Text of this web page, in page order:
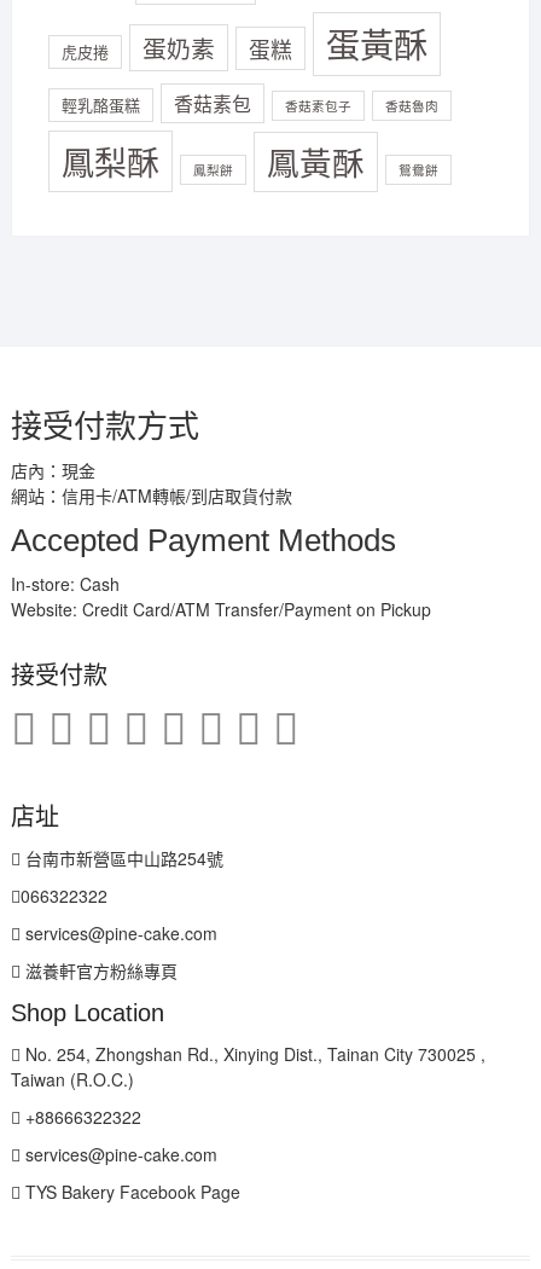
虎皮捲 蛋奶素 蛋糕 蛋黃酥
輕乳酪蛋糕 香菇素包 香菇素包子 香菇魯肉
鳳梨酥 鳳梨餅 鳳黃酥 鴛鴦餅
接受付款方式
店內：現金
網站：信用卡/ATM轉帳/到店取貨付款
Accepted Payment Methods
In-store: Cash
Website: Credit Card/ATM Transfer/Payment on Pickup
接受付款
店址
台南市新營區中山路254號
066322322
services@pine-cake.com
滋養軒官方粉絲專頁
Shop Location
No. 254, Zhongshan Rd., Xinying Dist., Tainan City 730025 ,
Taiwan (R.O.C.)
+88666322322
services@pine-cake.com
TYS Bakery Facebook Page